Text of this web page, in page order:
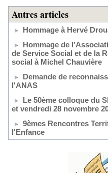
Autres articles
Hommage à Hervé
Hommage de
de Service Social et de la
social à Michel Chauvière
Demande de
l'ANAS
Le 50ème colloque du
et vendredi 28 novembre
9èmes Rencontres
l'Enfance